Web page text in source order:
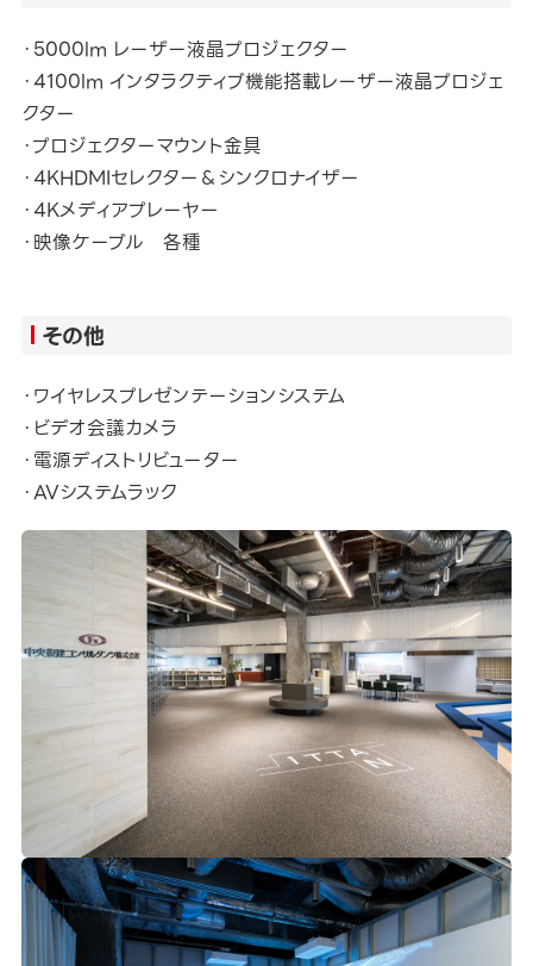
・5000lm レーザー液晶プロジェクター
・4100lm インタラクティブ機能搭載レーザー液晶プロジェ
クター
・プロジェクターマウント金具
・4KHDMIセレクター＆シンクロナイザー
・4Kメディアプレーヤー
・映像ケーブル 各種
その他
・ワイヤレスプレゼンテーションシステム
・ビデオ会議カメラ
・電源ディストリビューター
・AVシステムラック